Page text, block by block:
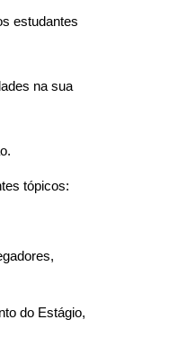
estudantes
na sua
tópicos:
do Estágio,